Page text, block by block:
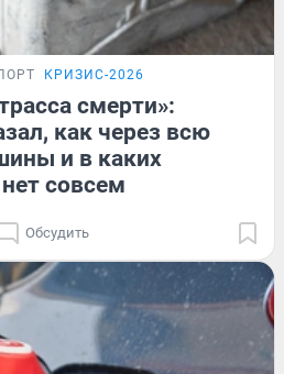
КРИЗИС-2026
смерти»:
как через всю
и в каких
совсем
Обсудить